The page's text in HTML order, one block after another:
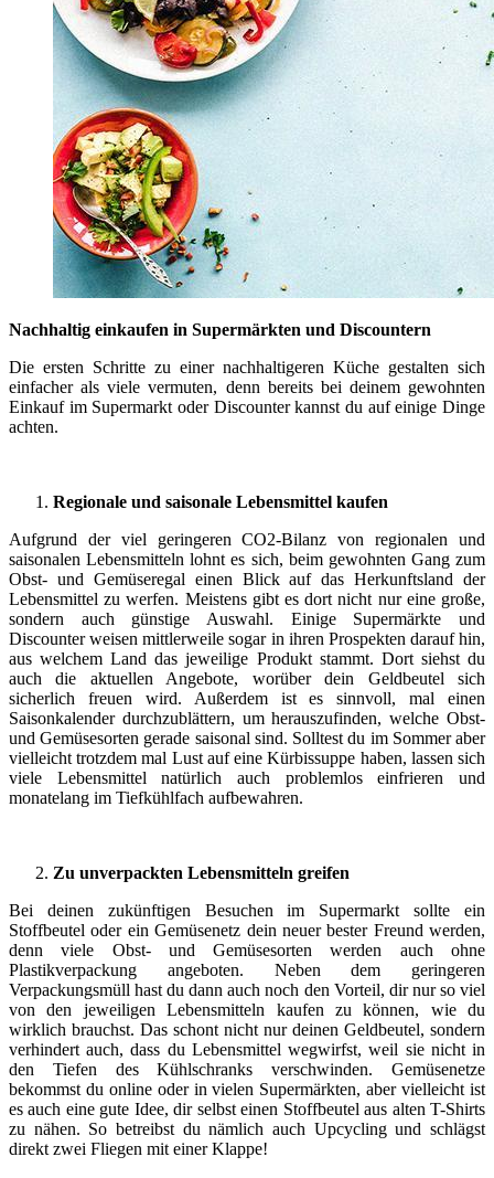
Nachhaltig einkaufen in Supermärkten und Discountern
Die ersten Schritte zu einer nachhaltigeren Küche gestalten sich
einfacher als viele vermuten, denn bereits bei deinem gewohnten
Einkauf im Supermarkt oder Discounter kannst du auf einige Dinge
achten.
Regionale und saisonale Lebensmittel kaufen
Aufgrund der viel geringeren CO2-Bilanz von regionalen und
saisonalen Lebensmitteln lohnt es sich, beim gewohnten Gang zum
Obst- und Gemüseregal einen Blick auf das Herkunftsland der
Lebensmittel zu werfen. Meistens gibt es dort nicht nur eine große,
sondern auch günstige Auswahl. Einige Supermärkte und
Discounter weisen mittlerweile sogar in ihren Prospekten darauf hin,
aus welchem Land das jeweilige Produkt stammt. Dort siehst du
auch die aktuellen Angebote, worüber dein Geldbeutel sich
sicherlich freuen wird. Außerdem ist es sinnvoll, mal einen
Saisonkalender durchzublättern, um herauszufinden, welche Obst-
und Gemüsesorten gerade saisonal sind. Solltest du im Sommer aber
vielleicht trotzdem mal Lust auf eine Kürbissuppe haben, lassen sich
viele Lebensmittel natürlich auch problemlos einfrieren und
monatelang im Tiefkühlfach aufbewahren.
Zu unverpackten Lebensmitteln greifen
Bei deinen zukünftigen Besuchen im Supermarkt sollte ein
Stoffbeutel oder ein Gemüsenetz dein neuer bester Freund werden,
denn viele Obst- und Gemüsesorten werden auch ohne
Plastikverpackung angeboten. Neben dem geringeren
Verpackungsmüll hast du dann auch noch den Vorteil, dir nur so viel
von den jeweiligen Lebensmitteln kaufen zu können, wie du
wirklich brauchst. Das schont nicht nur deinen Geldbeutel, sondern
verhindert auch, dass du Lebensmittel wegwirfst, weil sie nicht in
den Tiefen des Kühlschranks verschwinden. Gemüsenetze
bekommst du online oder in vielen Supermärkten, aber vielleicht ist
es auch eine gute Idee, dir selbst einen Stoffbeutel aus alten T-Shirts
zu nähen. So betreibst du nämlich auch Upcycling und schlägst
direkt zwei Fliegen mit einer Klappe!